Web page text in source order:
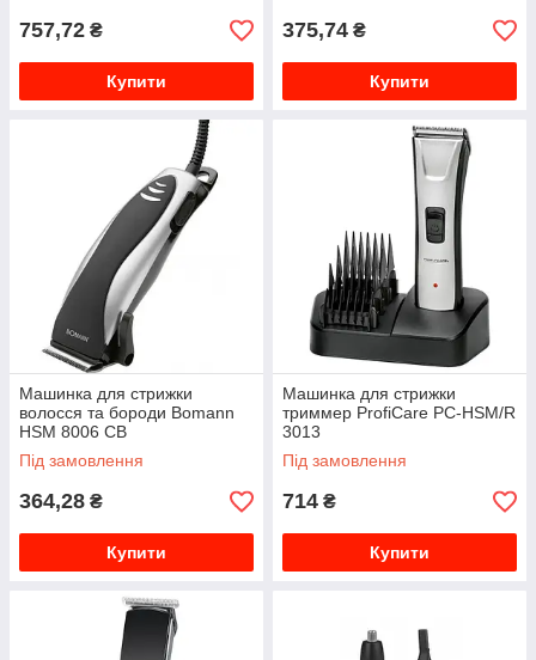
757,72 ₴
Купити
375,74 ₴
Купити
Машинка для стрижки
волосся та бороди Bomann
HSM 8006 CB
Під замовлення
364,28 ₴
Купити
Машинка для стрижки
триммер ProfiCare PC-HSM/R
3013
Під замовлення
714 ₴
Купити